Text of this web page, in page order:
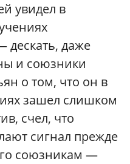
увидел в
даже
и союзники
о том, что он в
зашел слишком
счел, что
сигнал прежде
союзникам —